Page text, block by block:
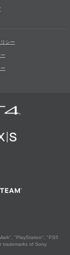
シー
"PlayStation", "PS5
trademarks of Sony